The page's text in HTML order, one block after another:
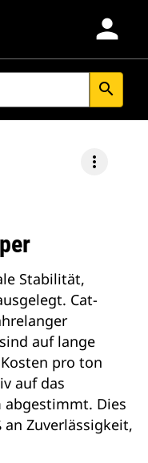
person
search
more_vert
Stabilität,
Cat-
auf lange
pro ton
auf das
Dies
Zuverlässigkeit,